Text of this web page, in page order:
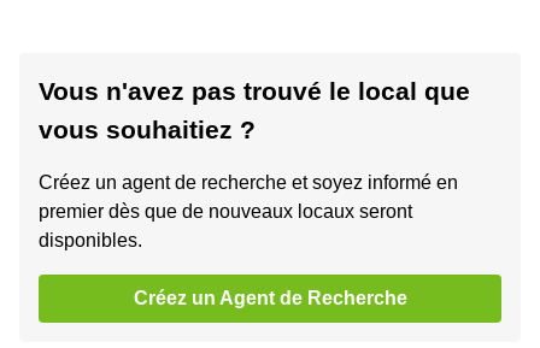
Vous n'avez pas trouvé le local que
vous souhaitiez ?
Créez un agent de recherche et soyez informé en
premier dès que de nouveaux locaux seront
disponibles.
Créez un Agent de Recherche